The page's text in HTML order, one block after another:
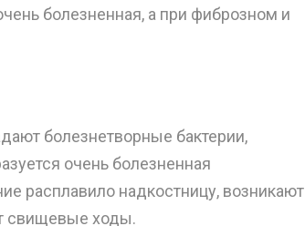
болезненная, а при фиброзном и
болезнетворные бактерии,
очень болезненная
расплавило надкостницу, возникают
свищевые ходы.